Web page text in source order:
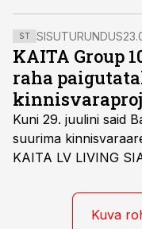
ST SISUTURUNDUS
KAITA Group
raha
Kuni 29. juulini said
suurima
KAITA LV LIVING
ja minimaalne
Kuva